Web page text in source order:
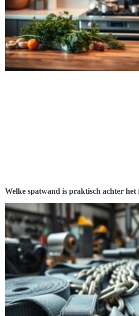
Welke spatwand is praktisch achter het